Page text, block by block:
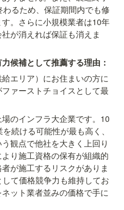
るため、保証期間内でも修
。さらに小規模業者は10年
が消えれば保証も消えま
候補として推薦する理由：
エリア）にお住まいの方に
ァーストチョイスとして最
のインフラ大企業です。10
続ける可能性が最も高く、
観点で他社を大きく上回り
り施工資格の保有が組織的
が施工するリスクがありま
て価格競争力も維持してお
ット業者並みの価格で手に